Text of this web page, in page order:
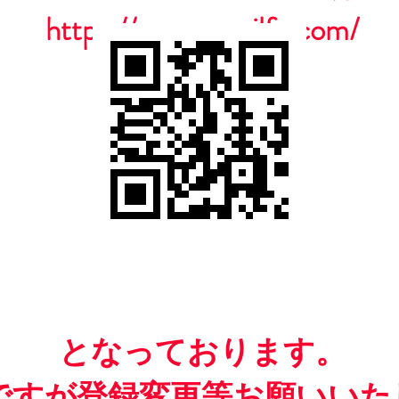
https://www.casailfc.com/
​となっております。